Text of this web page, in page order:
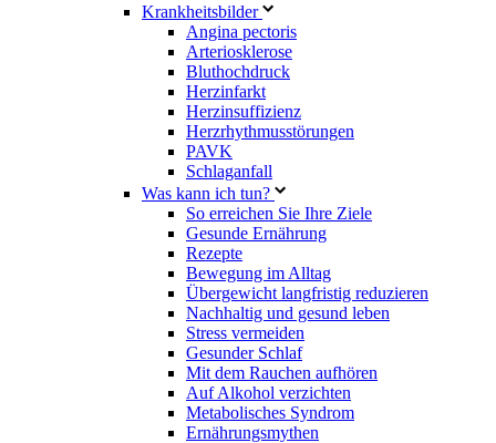
Krankheitsbilder
Angina pectoris
Arteriosklerose
Bluthochdruck
Herzinfarkt
Herzinsuffizienz
Herzrhythmusstörungen
PAVK
Schlaganfall
Was kann ich tun?
So erreichen Sie Ihre Ziele
Gesunde Ernährung
Rezepte
Bewegung im Alltag
Übergewicht langfristig reduzieren
Nachhaltig und gesund leben
Stress vermeiden
Gesunder Schlaf
Mit dem Rauchen aufhören
Auf Alkohol verzichten
Metabolisches Syndrom
Ernährungsmythen